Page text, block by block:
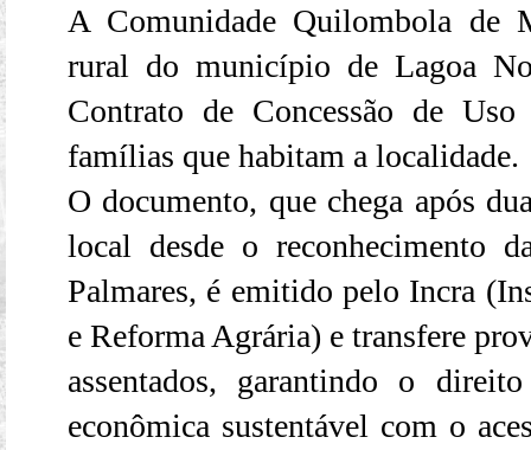
A Comunidade Quilombola de
rural do município de Lagoa
Contrato de Concessão de
famílias que habitam a localidade.
O documento, que chega após
local desde o reconhecimento
Palmares, é emitido pelo Incra
e Reforma Agrária) e transfere
assentados, garantindo o
econômica sustentável com o